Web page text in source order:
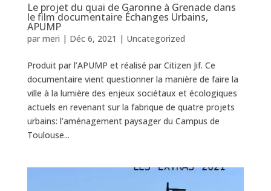
Le projet du quai de Garonne à Grenade dans
le film documentaire Échanges Urbains,
APUMP
par meri | Déc 6, 2021 | Uncategorized
Produit par l’APUMP et réalisé par Citizen Jif. Ce
documentaire vient questionner la manière de faire la
ville à la lumière des enjeux sociétaux et écologiques
actuels en revenant sur la fabrique de quatre projets
urbains: l’aménagement paysager du Campus de
Toulouse...